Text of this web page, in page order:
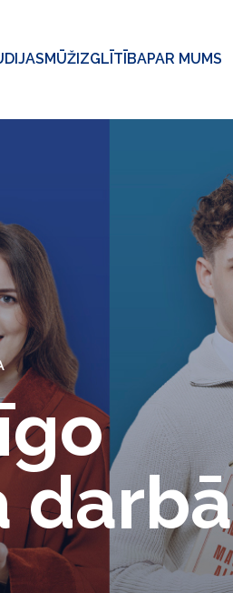
MŪŽIZGLĪTĪBAPAR MUMS
darbā